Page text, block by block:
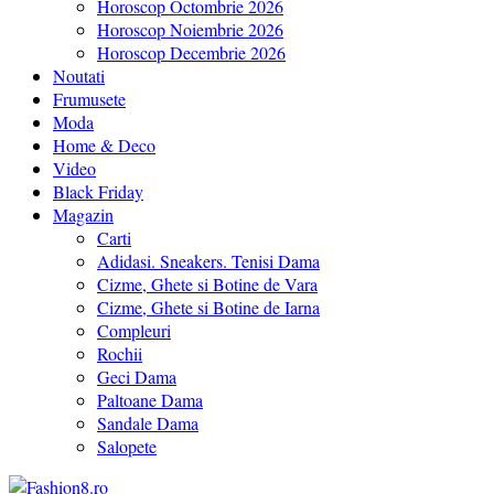
Horoscop Octombrie 2026
Horoscop Noiembrie 2026
Horoscop Decembrie 2026
Noutati
Frumusete
Moda
Home & Deco
Video
Black Friday
Magazin
Carti
Adidasi. Sneakers. Tenisi Dama
Cizme, Ghete si Botine de Vara
Cizme, Ghete si Botine de Iarna
Compleuri
Rochii
Geci Dama
Paltoane Dama
Sandale Dama
Salopete